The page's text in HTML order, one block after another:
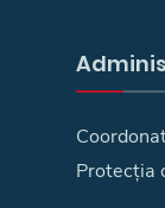
Protecția